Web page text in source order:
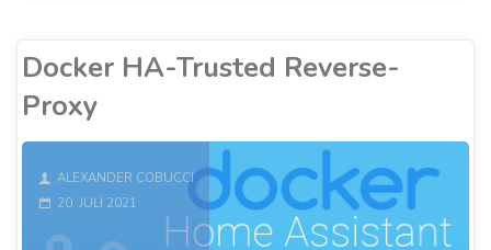
Docker HA-Trusted Reverse-
Proxy
ALEXANDER COBUCCI
20. JULI 2021